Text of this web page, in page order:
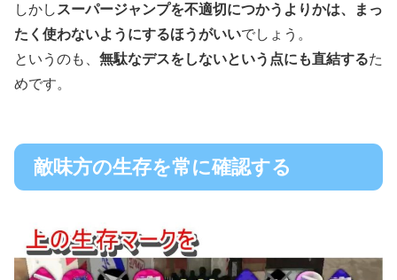
しかし スーパージャンプを不適切につかうよりかは、まっ
たく使わないようにするほうがいいでしょう。
というのも、 無駄なデスをしないという点にも直結するた
めです。
敵味方の生存を常に確認する